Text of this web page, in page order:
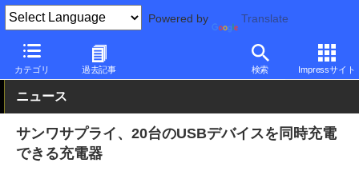
Powered by Translate
カテゴリ 過去記事 検索 Impressサイト
PC Watch 半導体/周辺機器 その他
ニュース
サンワサプライ、20台のUSBデバイスを同時充電
できる充電器